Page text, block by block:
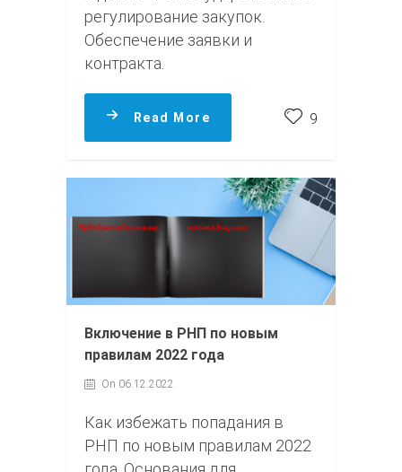
регулирование закупок.
Обеспечение заявки и
контракта.
Read More 9
Включение в РНП по новым
правилам 2022 года
On 06.12.2022
Как избежать попадания в
РНП по новым правилам 2022